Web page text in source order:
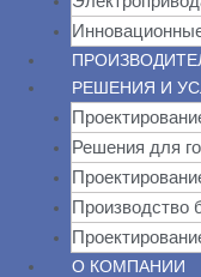
РЕШЕНИЯ И
Решения для
Производство
О КОМПАНИИ